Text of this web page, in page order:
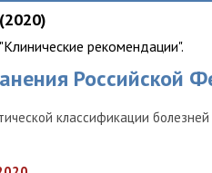
рекомендации".
Российской
классификации болезней